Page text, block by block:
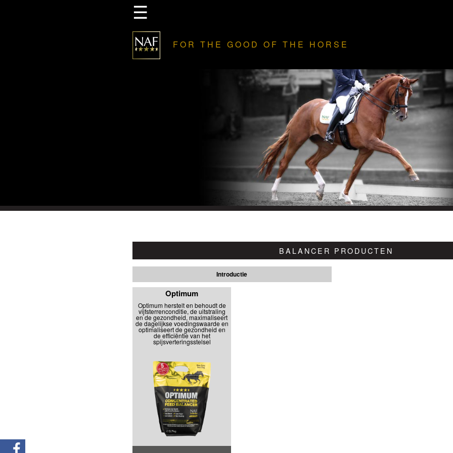
PRODUCTBROCHURE
DEALERS
FIVE STAR CLUB
☰
FOR THE GOOD OF THE HORSE
BALANCER PRODUCTEN
Introductie
Optimum
Optimum herstelt en behoudt de
vijfsterrenconditie, de uitstraling
en de gezondheid, maximaliseert
de dagelijkse voedingswaarde en
optimaliseert de gezondheid en
de efficiëntie van het
spijsverteringsstelsel